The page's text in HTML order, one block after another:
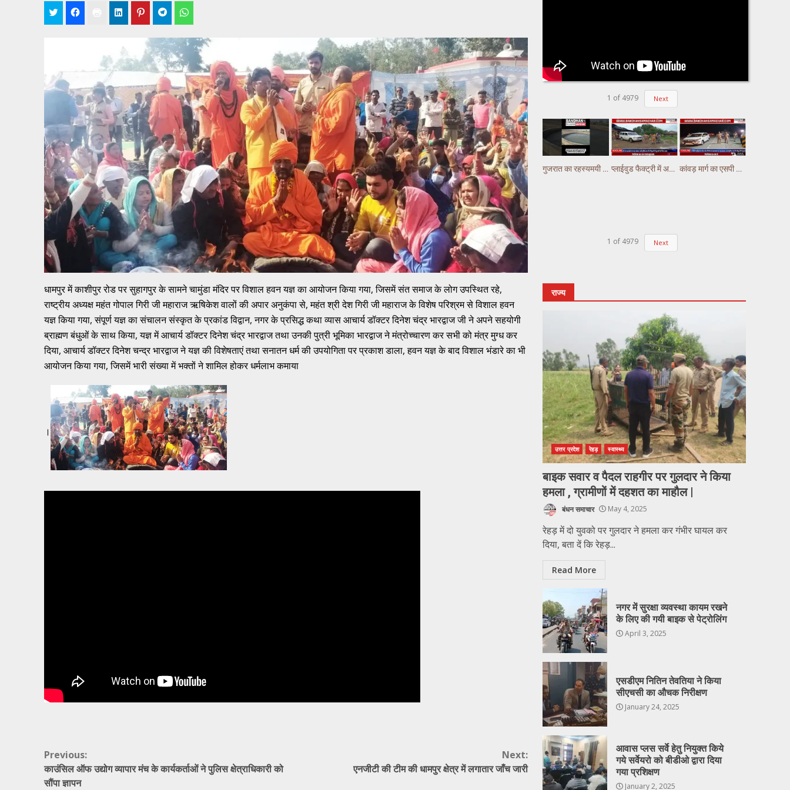
धामपुर में काशीपुर रोड पर सुहागपुर के सामने चामुंडा मंदिर पर विशाल हवन यज्ञ का आयोजन किया गया, जिसमें संत समाज के लोग उपस्थित रहे,
राष्ट्रीय अध्यक्ष महंत गोपाल गिरी जी महाराज ऋषिकेश वालों की अपार अनुकंपा से, महंत श्री देश गिरी जी महाराज के विशेष परिश्रम से विशाल हवन
यज्ञ किया गया, संपूर्ण यज्ञ का संचालन संस्कृत के प्रकांड विद्वान, नगर के प्रसिद्ध कथा व्यास आचार्य डॉक्टर दिनेश चंद्र भारद्वाज जी ने अपने सहयोगी
ब्राह्मण बंधुओं के साथ किया, यज्ञ में आचार्य डॉक्टर दिनेश चंद्र भारद्वाज तथा उनकी पुत्री भूमिका भारद्वाज ने मंत्रोच्चारण कर सभी को मंत्र मुग्ध कर
दिया, आचार्य डॉक्टर दिनेश चन्द्र भारद्वाज ने यज्ञ की विशेषताएं तथा सनातन धर्म की उपयोगिता पर प्रकाश डाला, हवन यज्ञ के बाद विशाल भंडारे का भी
आयोजन किया गया, जिसमें भारी संख्या में भक्तों ने शामिल होकर धर्मलाभ कमाया
।
Continue
Reading
Previous:
काउंसिल ऑफ उद्योग व्यापार मंच के कार्यकर्ताओं ने पुलिस क्षेत्राधिकारी को
सौंपा ज्ञापन
Next:
एनजीटी की टीम की धामपुर क्षेत्र में लगातार जाँच जारी
1 of 4979 Next
गुजरात का रहस्यमयी कुआं चर्चा में, पानी में लगातार हो रही हलचल #gujarat प्लाईवुड फैक्ट्री में अचानक लगी भीषण आग, लाखों का नुकसान कांवड़ मार्ग का एसपी अभिषेक झा ने किया निरीक्षण,पुलिस ड्यूटी पर तैनात अस्थाई चौकियो का किया निरीक्षण
1 of 4979 Next
राज्य
उत्तर प्रदेश रेहड़ स्वास्थ्य
बाइक सवार व पैदल राहगीर पर गुलदार ने किया
हमला , ग्रामीणों में दहशत का माहौल |
बंधन समाचार May 4, 2025
रेहड़ में दो युवको पर गुलदार ने हमला कर गंभीर घायल कर
दिया, बता दें कि रेहड़...
Read More
नगर में सुरक्षा व्यवस्था कायम रखने
के लिए की गयी बाइक से पेट्रोलिंग
April 3, 2025
एसडीएम नितिन तेवतिया ने किया
सीएचसी का औचक निरीक्षण
January 24, 2025
आवास प्लस सर्वे हेतु नियुक्त किये
गये सर्वेयरो को बीडीओ द्वारा दिया
गया प्रशिक्षण
January 2, 2025